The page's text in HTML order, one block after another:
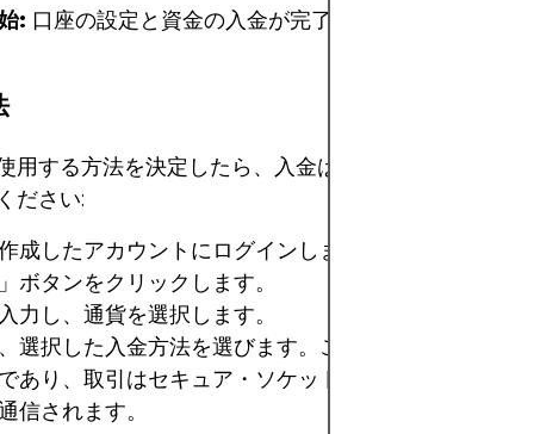
: 口座の設定と資金の入金が完了したら、取引を開始
用する方法を決定したら、入金は簡単で迅速です。
ださい:
成したアカウントにログインします。
ボタンをクリックします。
力し、通貨を選択します。
選択した入金方法を選びます。これは安全でプライ
あり、取引はセキュア・ソケット・レイヤー（SSL
信されます。